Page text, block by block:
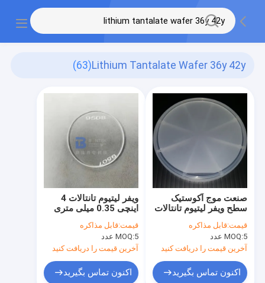
Lithium Tantalate Wafer 36y 42y
(63)
ویفر لیتیوم تانتالات 4
اینچی 0.35 میلی متری
SAW و BAW
قیمت:قابل مذاکره
MOQ:5 عدد
آخرین قیمت را دریافت کنید
اکنون تماس بگیرید
صنعت موج آکوستیک
سطح ویفر لیتیوم تانتالات
اینچی
قیمت:قابل مذاکره
MOQ:5 عدد
آخرین قیمت را دریافت کنید
اکنون تماس بگیرید